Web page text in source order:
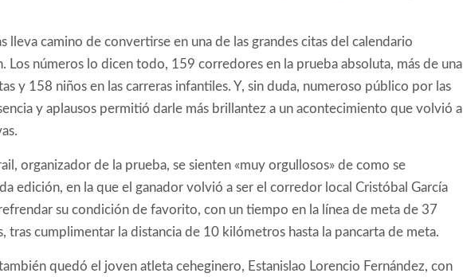
lleva camino de convertirse en una de las grandes citas del calendario
Los números lo dicen todo, 159 corredores en la prueba absoluta, más de una
y 158 niños en las carreras infantiles. Y, sin duda, numeroso público por las
y aplausos permitió darle más brillantez a un acontecimiento que volvió a
organizador de la prueba, se sienten «muy orgullosos» de como se
edición, en la que el ganador volvió a ser el corredor local Cristóbal García
su condición de favorito, con un tiempo en la línea de meta de 37
tras cumplimentar la distancia de 10 kilómetros hasta la pancarta de meta.
quedó el joven atleta ceheginero, Estanislao Lorencio Fernández, con